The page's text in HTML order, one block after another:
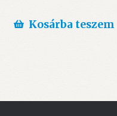
Kosárba teszem